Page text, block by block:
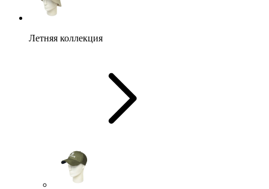
Летняя коллекция